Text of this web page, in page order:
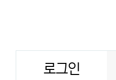
로그인